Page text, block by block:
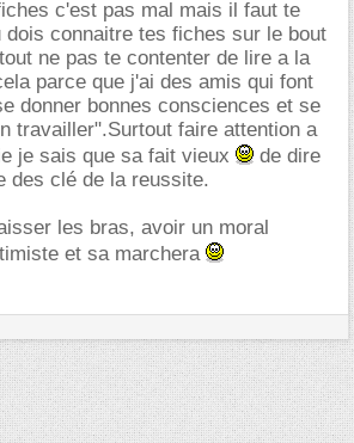
c'est pas mal mais il faut te
dois connaitre tes fiches sur le bout
ne pas te contenter de lire a la
parce que j'ai des amis qui font
donner bonnes consciences et se
travailler".Surtout faire attention a
je sais que sa fait vieux
de dire
des clé de la reussite.
les bras, avoir un moral
et sa marchera